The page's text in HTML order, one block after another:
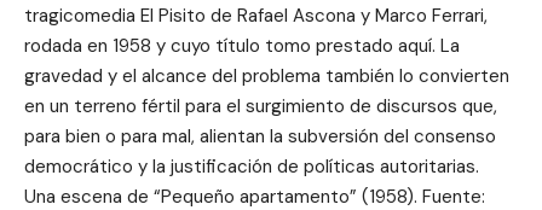
tragicomedia El Pisito de Rafael Ascona y Marco Ferrari,
rodada en 1958 y cuyo título tomo prestado aquí. La
gravedad y el alcance del problema también lo convierten
en un terreno fértil para el surgimiento de discursos que,
para bien o para mal, alientan la subversión del consenso
democrático y la justificación de políticas autoritarias.
Una escena de “Pequeño apartamento” (1958). Fuente: